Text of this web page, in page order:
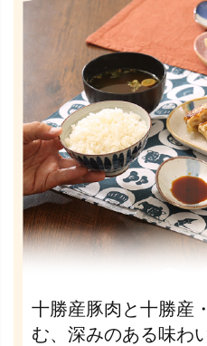
十勝産豚肉と十勝産
む、深みのある味わ